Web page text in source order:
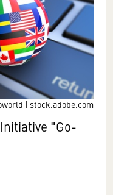
| stock.adobe.com
"Go-